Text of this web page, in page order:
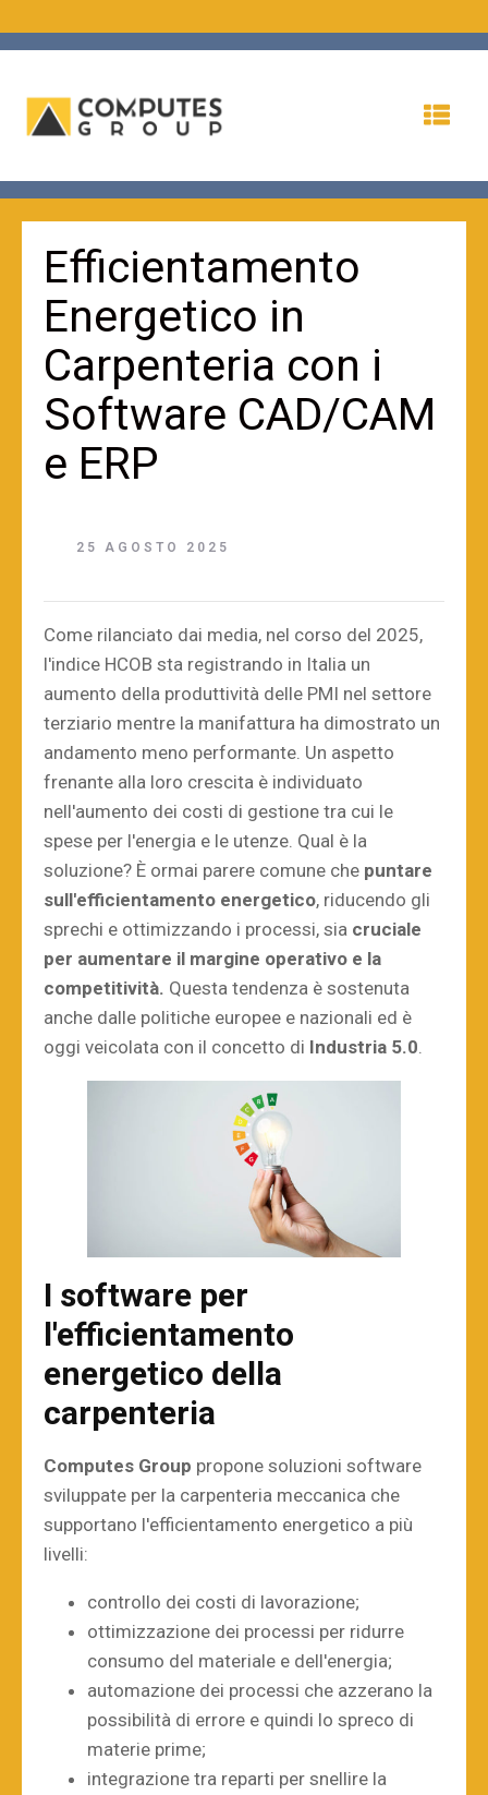
Efficientamento
Energetico in
Carpenteria con i
Software CAD/CAM
e ERP
25 AGOSTO 2025
Come rilanciato dai media, nel corso del 2025,
l'indice HCOB sta registrando in Italia un
aumento della produttività delle PMI nel settore
terziario mentre la manifattura ha dimostrato un
andamento meno performante. Un aspetto
frenante alla loro crescita è individuato
nell'aumento dei costi di gestione tra cui le
spese per l'energia e le utenze. Qual è la
soluzione? È ormai parere comune che puntare
sull'efficientamento energetico, riducendo gli
sprechi e ottimizzando i processi, sia cruciale
per aumentare il margine operativo e la
competitività. Questa tendenza è sostenuta
anche dalle politiche europee e nazionali ed è
oggi veicolata con il concetto di Industria 5.0.
I software per
l'efficientamento
energetico della
carpenteria
Computes Group propone soluzioni software
sviluppate per la carpenteria meccanica che
supportano l'efficientamento energetico a più
livelli:
controllo dei costi di lavorazione;
ottimizzazione dei processi per ridurre
consumo del materiale e dell'energia;
automazione dei processi che azzerano la
possibilità di errore e quindi lo spreco di
materie prime;
integrazione tra reparti per snellire la